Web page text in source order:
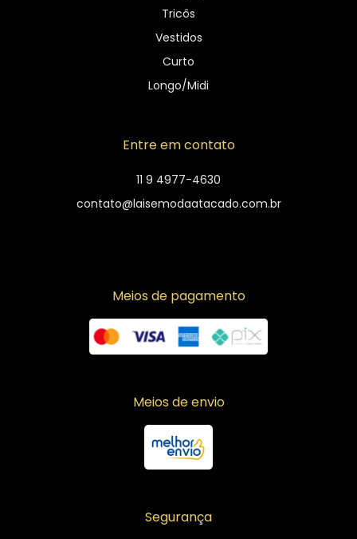
Tricôs
Vestidos
Curto
Longo/Midi
Entre em contato
11 9 4977-4630
contato@laisemodaatacado.com.br
Meios de pagamento
Meios de envio
Segurança